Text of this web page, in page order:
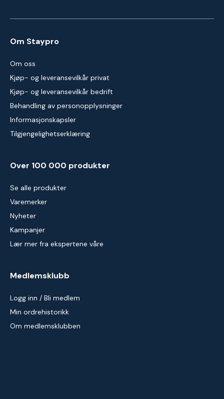
Om Staypro
Om oss
Kjøp- og leveransevilkår privat
Kjøp- og leveransevilkår bedrift
Behandling av personopplysninger
Informasjonskapsler
Tilgjengelighetserklæring
Over 100 000 produkter
Se alle produkter
Varemerker
Nyheter
Kampanjer
Lær mer fra ekspertene våre
Medlemsklubb
Logg inn / Bli medlem
Min ordrehistorikk
Om medlemsklubben